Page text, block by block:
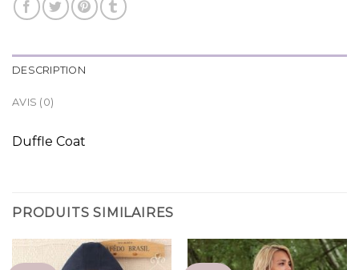
DESCRIPTION
AVIS (0)
Duffle Coat
PRODUITS SIMILAIRES